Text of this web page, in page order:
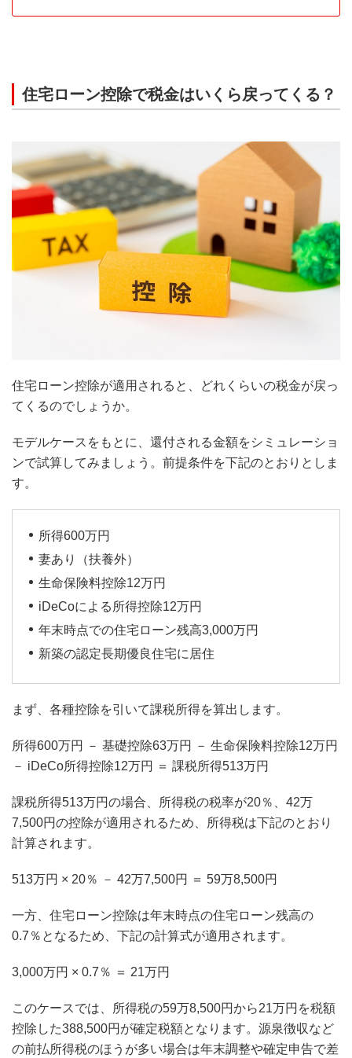
住宅ローン控除で税金はいくら戻ってくる？
住宅ローン控除が適用されると、どれくらいの税金が戻っ
てくるのでしょうか。
モデルケースをもとに、還付される金額をシミュレーショ
ンで試算してみましょう。前提条件を下記のとおりとしま
す。
所得600万円
妻あり（扶養外）
生命保険料控除12万円
iDeCoによる所得控除12万円
年末時点での住宅ローン残高3,000万円
新築の認定長期優良住宅に居住
まず、各種控除を引いて課税所得を算出します。
所得600万円 － 基礎控除63万円 － 生命保険料控除12万円
－ iDeCo所得控除12万円 ＝ 課税所得513万円
課税所得513万円の場合、所得税の税率が20％、42万
7,500円の控除が適用されるため、所得税は下記のとおり
計算されます。
513万円 × 20％ － 42万7,500円 ＝ 59万8,500円
一方、住宅ローン控除は年末時点の住宅ローン残高の
0.7％となるため、下記の計算式が適用されます。
3,000万円 × 0.7％ ＝ 21万円
このケースでは、所得税の59万8,500円から21万円を税額
控除した388,500円が確定税額となります。源泉徴収など
の前払所得税のほうが多い場合は年末調整や確定申告で差